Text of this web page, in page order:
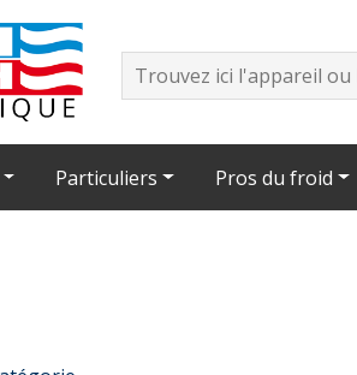
Particuliers Pros du froid